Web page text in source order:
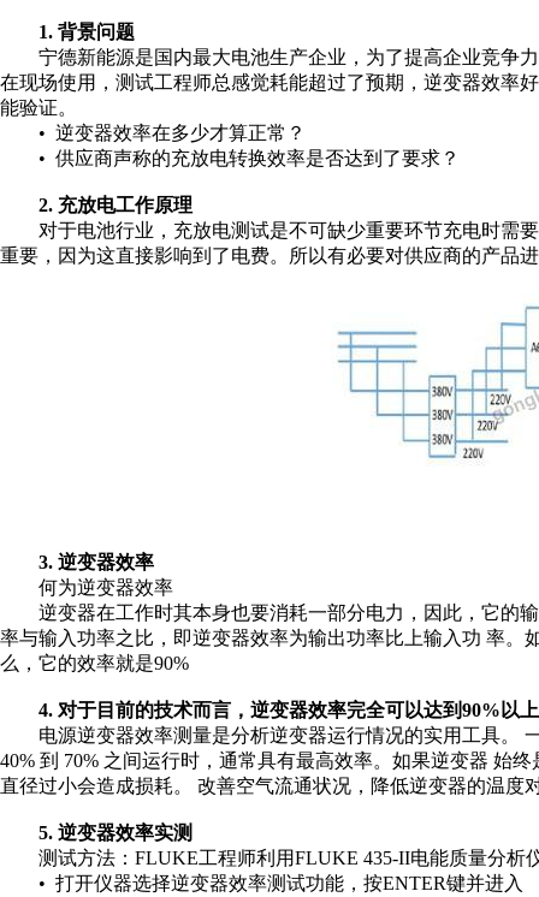
1. 背景问题
宁德新能源是国内最大电池生产企业，为了提高企业竞争
在现场使用，测试工程师总感觉耗能超过了预期，逆变器效率
能验证。
• 逆变器效率在多少才算正常？
• 供应商声称的充放电转换效率是否达到了要求？
2. 充放电工作原理
对于电池行业，充放电测试是不可缺少重要环节充电时需
重要，因为这直接影响到了电费。所以有必要对供应商的产品
3. 逆变器效率
何为逆变器效率
逆变器在工作时其本身也要消耗一部分电力，因此，它的
率与输入功率之比，即逆变器效率为输出功率比上输入功 率。
么，它的效率就是90%
4. 对于目前的技术而言，逆变器效率完全可以达到90%以上
电源逆变器效率测量是分析逆变器运行情况的实用工具。
40% 到 70% 之间运行时，通常具有最高效率。如果逆变器 始
直径过小会造成损耗。 改善空气流通状况，降低逆变器的温度
5. 逆变器效率实测
测试方法：FLUKE工程师利用FLUKE 435-II电能质量分
• 打开仪器选择逆变器效率测试功能，按ENTER键并进入